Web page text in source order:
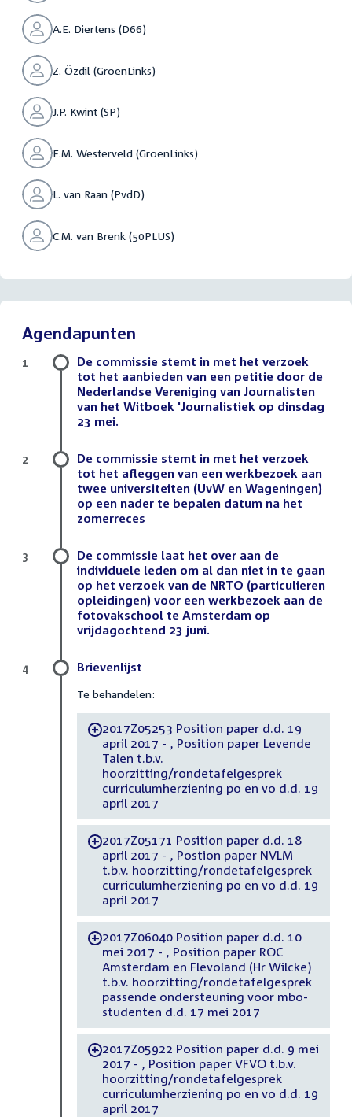
A.E. Diertens (D66)
Z. Özdil (GroenLinks)
J.P. Kwint (SP)
E.M. Westerveld (GroenLinks)
L. van Raan (PvdD)
C.M. van Brenk (50PLUS)
Agendapunten
De commissie stemt in met het verzoek
tot het aanbieden van een petitie door de
Nederlandse Vereniging van Journalisten
van het Witboek 'Journalistiek op dinsdag
23 mei.
1
De commissie stemt in met het verzoek
tot het afleggen van een werkbezoek aan
twee universiteiten (UvW en Wageningen)
op een nader te bepalen datum na het
zomerreces
2
De commissie laat het over aan de
individuele leden om al dan niet in te gaan
op het verzoek van de NRTO (particulieren
opleidingen) voor een werkbezoek aan de
fotovakschool te Amsterdam op
vrijdagochtend 23 juni.
3
Brievenlijst
Te behandelen:
-2017Z05253 Position paper d.d. 19
april 2017 - , Position paper Levende
Talen t.b.v.
hoorzitting/rondetafelgesprek
curriculumherziening po en vo d.d. 19
april 2017
-2017Z05171 Position paper d.d. 18
april 2017 - , Postion paper NVLM
t.b.v. hoorzitting/rondetafelgesprek
curriculumherziening po en vo d.d. 19
april 2017
-2017Z06040 Position paper d.d. 10
mei 2017 - , Position paper ROC
Amsterdam en Flevoland (Hr Wilcke)
t.b.v. hoorzitting/rondetafelgesprek
passende ondersteuning voor mbo-
studenten d.d. 17 mei 2017
-2017Z05922 Position paper d.d. 9 mei
2017 - , Position paper VFVO t.b.v.
hoorzitting/rondetafelgesprek
curriculumherziening po en vo d.d. 19
april 2017
4